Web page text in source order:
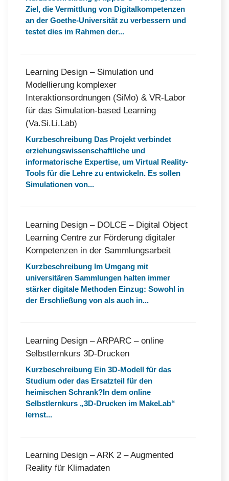
Ziel, die Vermittlung von Digitalkompetenzen
an der Goethe-Universität zu verbessern und
testet dies im Rahmen der...
Learning Design – Simulation und
Modellierung komplexer
Interaktionsordnungen (SiMo) & VR-Labor
für das Simulation-based Learning
(Va.Si.Li.Lab)
Kurzbeschreibung Das Projekt verbindet
erziehungswissenschaftliche und
informatorische Expertise, um Virtual Reality-
Tools für die Lehre zu entwickeln. Es sollen
Simulationen von...
Learning Design – DOLCE – Digital Object
Learning Centre zur Förderung digitaler
Kompetenzen in der Sammlungsarbeit
Kurzbeschreibung Im Umgang mit
universitären Sammlungen halten immer
stärker digitale Methoden Einzug: Sowohl in
der Erschließung von als auch in...
Learning Design – ARPARC – online
Selbstlernkurs 3D-Drucken
Kurzbeschreibung Ein 3D-Modell für das
Studium oder das Ersatzteil für den
heimischen Schrank?In dem online
Selbstlernkurs „3D-Drucken im MakeLab“
lernst...
Learning Design – ARK 2 – Augmented
Reality für Klimadaten